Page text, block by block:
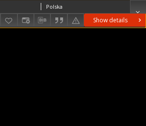
Show details
Polska